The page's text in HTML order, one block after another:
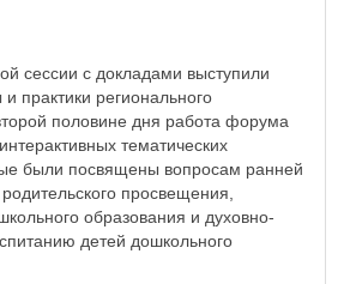
сессии с докладами выступили
практики регионального
половине дня работа форума
тематических
были посвящены вопросам ранней
просвещения,
образования и духовно-
детей дошкольного